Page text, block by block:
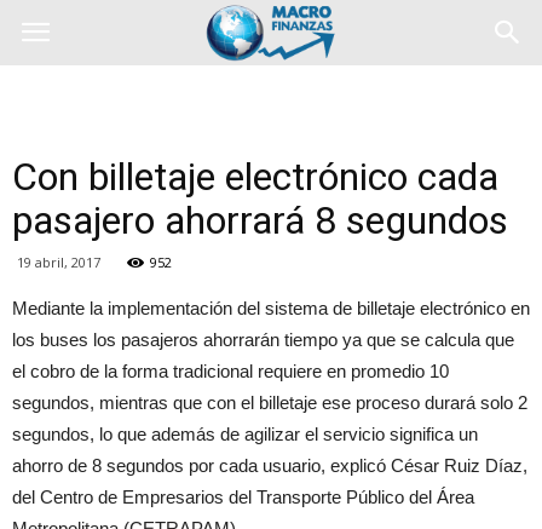
Con billetaje electrónico cada
pasajero ahorrará 8 segundos
19 abril, 2017 952
Mediante la implementación del sistema de billetaje electrónico en
los buses los pasajeros ahorrarán tiempo ya que se calcula que
el cobro de la forma tradicional requiere en promedio 10
segundos, mientras que con el billetaje ese proceso durará solo 2
segundos, lo que además de agilizar el servicio significa un
ahorro de 8 segundos por cada usuario, explicó César Ruiz Díaz,
del Centro de Empresarios del Transporte Público del Área